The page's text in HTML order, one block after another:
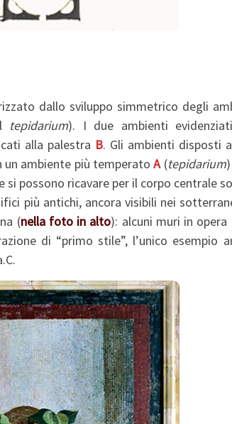
dallo sviluppo simmetrico degli
tepidarium). I due ambienti
alla palestra B. Gli ambienti disposti
un ambiente più temperatoA(tepidarium
si possono ricavare per il corpo centrale
più antichi, ancora visibili nei
(nella foto in alto): alcuni muri in opera
di “primo stile”, l’unico esempio